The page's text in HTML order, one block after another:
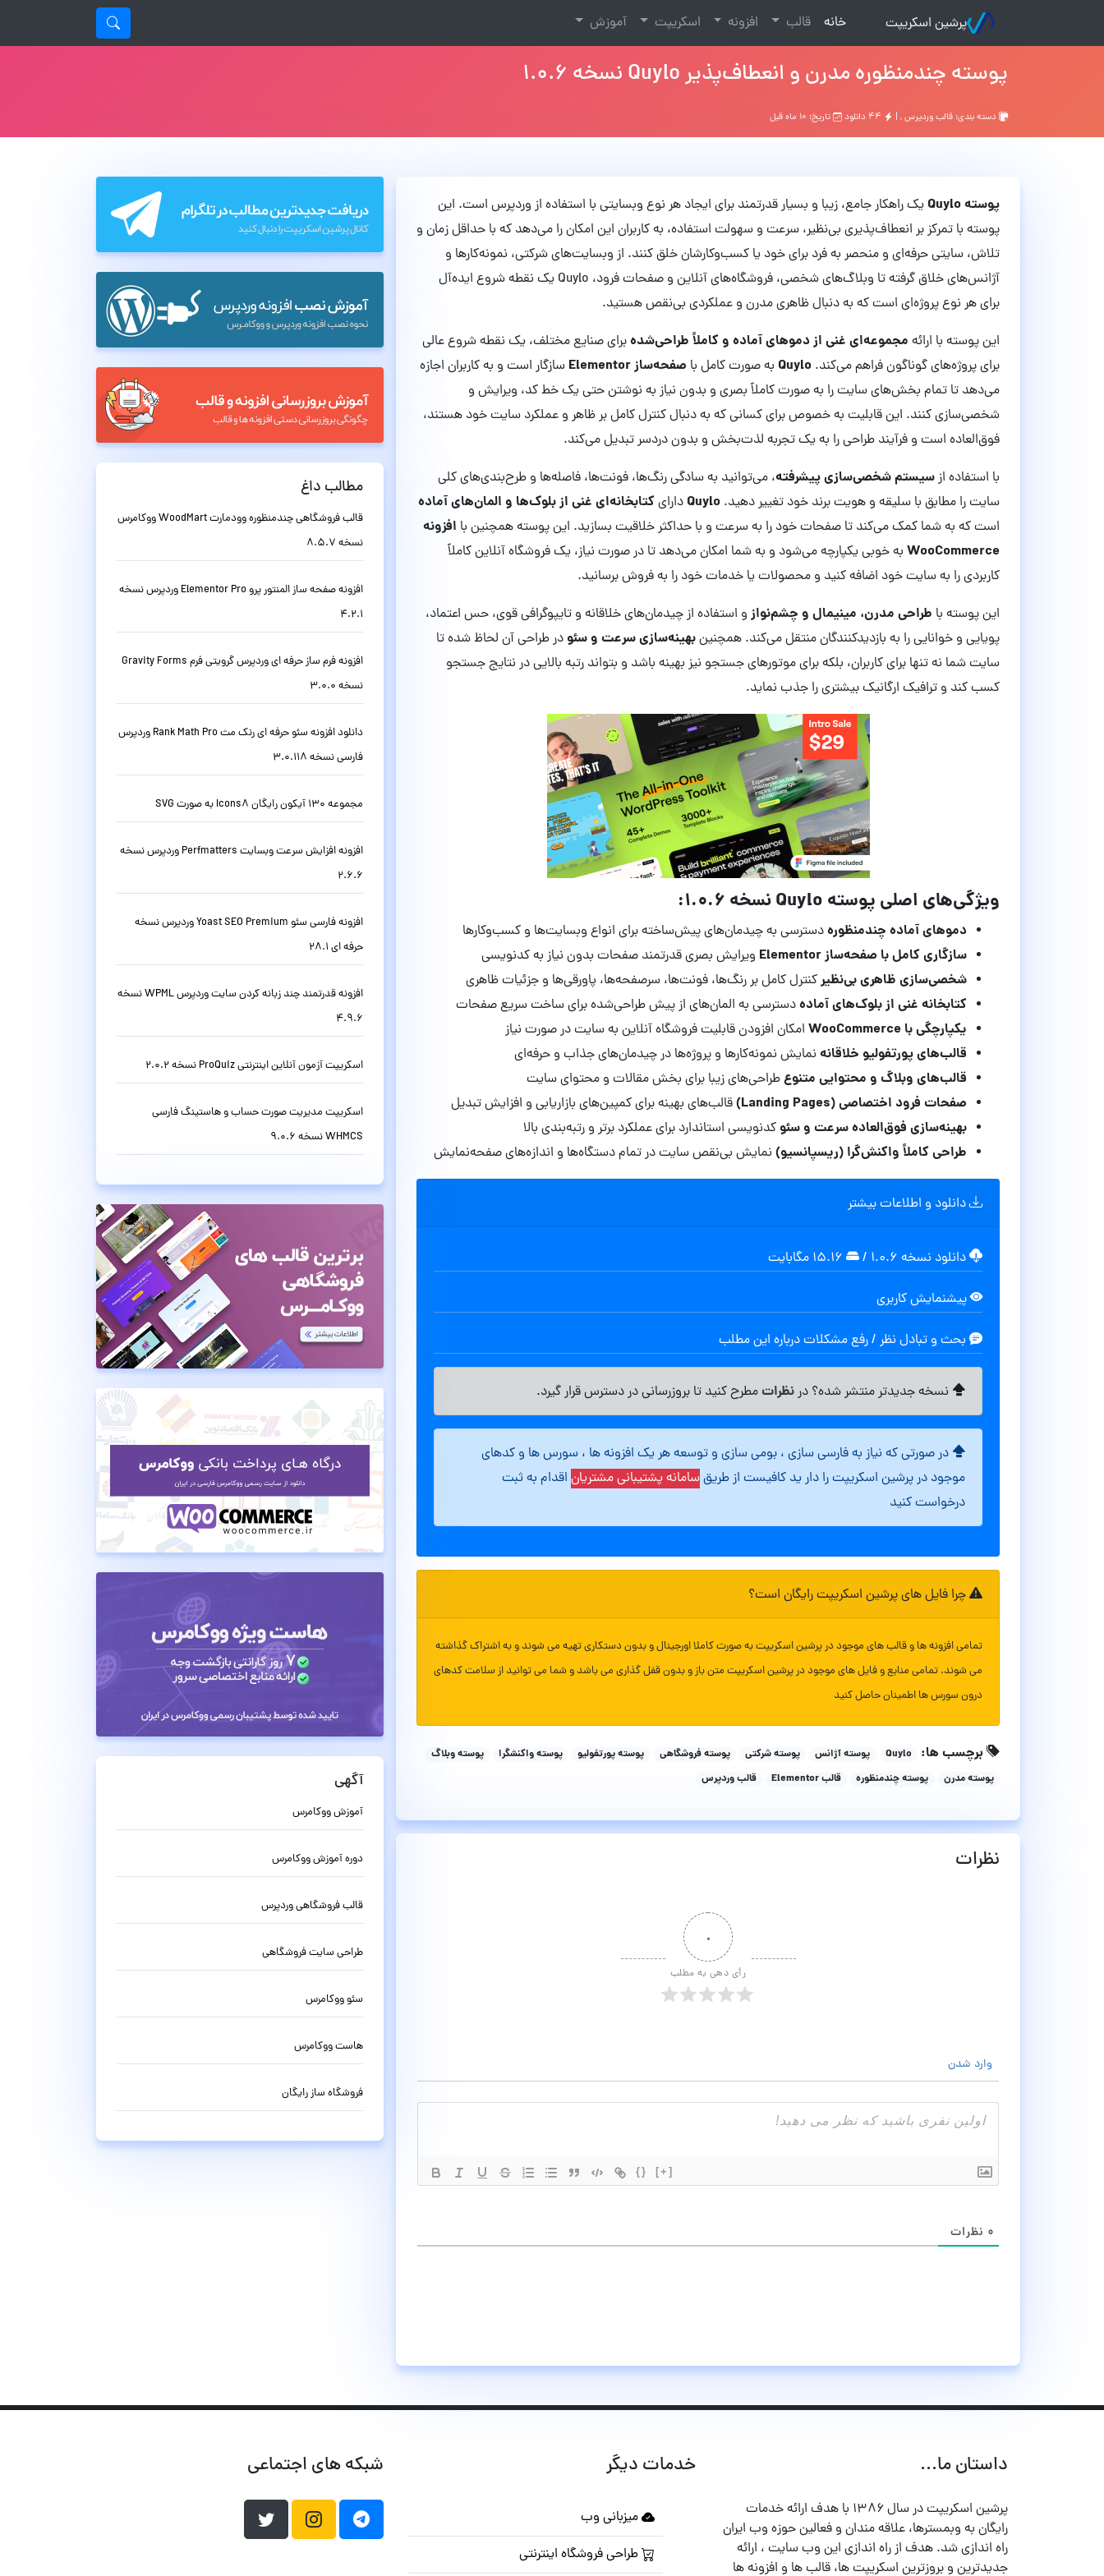
پرشین اسکریپت خانه
(current) قالب افزونه اسکریپت آموزش
پوسته چندمنظوره مدرن و انعطاف‌پذیر Quylo نسخه 1.0.6
دسته بندی: قالب وردپرس, | تاریخ: ۱۰ ماه قبل
پوسته Quylo
یک راهکار جامع، زیبا و بسیار قدرتمند برای ایجاد هر نوع وبسایتی با استفاده از وردپرس است. این
پوسته با تمرکز بر انعطاف‌پذیری بی‌نظیر، سرعت و سهولت استفاده، به کاربران این امکان را می‌دهد که با حداقل زمان و
تلاش، سایتی حرفه‌ای و منحصر به فرد برای خود یا کسب‌وکارشان خلق کنند. از وبسایت‌های شرکتی، نمونه‌کارها و
آژانس‌های خلاق گرفته تا وبلاگ‌های شخصی، فروشگاه‌های آنلاین و صفحات فرود، Quylo یک نقطه شروع ایده‌آل
برای هر نوع پروژه‌ای است که به دنبال ظاهری مدرن و عملکردی بی‌نقص هستید.
این پوسته با ارائه مجموعه‌ای غنی از دموهای آماده و کاملاً طراحی‌شدهبرای صنایع مختلف، یک نقطه شروع عالی
برای پروژه‌های گوناگون فراهم می‌کند. Quylo به صورت کامل با صفحه‌ساز Elementor
سازگار است و به کاربران اجازه
می‌دهد تا تمام بخش‌های سایت را به صورت کاملاً بصری و بدون نیاز به نوشتن حتی یک خط کد، ویرایش و
شخصی‌سازی کنند. این قابلیت به خصوص برای کسانی که به دنبال کنترل کامل بر ظاهر و عملکرد سایت خود هستند،
فوق‌العاده است و فرآیند طراحی را به یک تجربه لذت‌بخش و بدون دردسر تبدیل می‌کند.
با استفاده ازسیستم شخصی‌سازی پیشرفته، می‌توانید به سادگی رنگ‌ها، فونت‌ها، فاصله‌ها و طرح‌بندی‌های کلی
سایت را مطابق با سلیقه و هویت برند خود تغییر دهید. Quylo دارایکتابخانه‌ای غنی از بلوک‌ها و المان‌های آماده
است که به شما کمک می‌کند تا صفحات خود را به سرعت و با حداکثر خلاقیت بسازید. این پوسته همچنین با افزونه
WooCommerce به خوبی یکپارچه می‌شود و به شما امکان می‌دهد تا در صورت نیاز، یک فروشگاه آنلاین کاملاً
کاربردی را به سایت خود اضافه کنید و محصولات یا خدمات خود را به فروش برسانید.
این پوسته با طراحی مدرن، مینیمال و چشم‌نواز و استفاده از چیدمان‌های خلاقانه و تایپوگرافی قوی، حس اعتماد،
پویایی و خوانایی را به بازدیدکنندگان منتقل می‌کند. همچنینبهینه‌سازی سرعت و سئو در طراحی آن لحاظ شده تا
سایت شما نه تنها برای کاربران، بلکه برای موتورهای جستجو نیز بهینه باشد و بتواند رتبه بالایی در نتایج جستجو
کسب کند و ترافیک ارگانیک بیشتری را جذب نماید.
ویژگی‌های اصلی پوسته Quylo نسخه 1.0.6:
دموهای آماده چندمنظورهدسترسی به چیدمان‌های پیش‌ساخته برای انواع وبسایت‌ها و کسب‌وکارها
سازگاری کامل با صفحه‌ساز Elementor ویرایش بصری قدرتمند صفحات بدون نیاز به کدنویسی
شخصی‌سازی ظاهری بی‌نظیرکنترل کامل بر رنگ‌ها، فونت‌ها، سرصفحه‌ها، پاورقی‌ها و جزئیات ظاهری
کتابخانه غنی از بلوک‌های آمادهدسترسی به المان‌های از پیش طراحی‌شده برای ساخت سریع صفحات
یکپارچگی با WooCommerce امکان افزودن قابلیت فروشگاه آنلاین به سایت در صورت نیاز
قالب‌های پورتفولیو خلاقانه نمایش نمونه‌کارها و پروژه‌ها در چیدمان‌های جذاب و حرفه‌ای
قالب‌های وبلاگ و محتوایی متنوعطراحی‌های زیبا برای بخش مقالات و محتوای سایت
صفحات فرود اختصاصی (Landing Pages) قالب‌های بهینه برای کمپین‌های بازاریابی و افزایش تبدیل
بهینه‌سازی فوق‌العاده سرعت و سئو کدنویسی استاندارد برای عملکرد برتر و رتبه‌بندی بالا
طراحی کاملاً واکنش‌گرا (ریسپانسیو) نمایش بی‌نقص سایت در تمام دستگاه‌ها و اندازه‌های صفحه‌نمایش
دانلود و اطلاعات بیشتر
دانلود نسخه ۱.۰.۶ /
پیشنمایش کاربری
بحث و تبادل نظر / رفع مشکلات درباره این مطلب
نسخه جدیدتر منتشر شده؟ درنظراتمطرح کنید تا بروزرسانی در دسترس قرار گیرد.
در صورتی که نیاز به فارسی سازی ، بومی سازی و توسعه هر یک افزونه ها ، سورس ها و کدهای
موجود در پرشین اسکریپت را دار ید کافیست از طریقسامانه پشتیبانی مشتریان اقدام به ثبت
درخواست کنید
چرا فایل های پرشین اسکریپت رایگان است؟
تمامی افزونه ها و قالب های موجود در پرشین اسکریپت به صورت کاملا اورجینال و بدون دستکاری تهیه می شوند و به اشتراک گذاشته
می شوند. تمامی منابع و فایل های موجود در پرشین اسکریپت متن باز و بدون قفل گذاری می باشد و شما می توانید از سلامت کدهای
درون سورس ها اطمینان حاصل کنید
برچسب ها: Quylo پوسته آژانس پوسته شرکتی پوسته فروشگاهی پوسته پورتفولیو پوسته واکنشگرا
پوسته وبلاگ
پوسته مدرن
پوسته چندمنظوره قالب Elementor قالب وردپرس
نظرات
۰
رأی دهی به مطلب
وارد شدن
{} [+]
۰ نظرات
مطالب داغ
قالب فروشگاهی چندمنظوره وودمارت WoodMart ووکامرس
نسخه 8.5.7
افزونه صفحه ساز المنتور پرو Elementor Pro وردپرس نسخه
4.2.1
افزونه فرم ساز حرفه ای وردپرس گرویتی فرم Gravity Forms
نسخه 3.0.0
دانلود افزونه سئو حرفه ای رنک مث Rank Math Pro وردپرس
فارسی نسخه 3.0.118
مجموعه 130 آیکون رایگان Icons8 به صورت SVG
افزونه افزایش سرعت وبسایت Perfmatters وردپرس نسخه
2.6.6
افزونه فارسی سئو Yoast SEO Premium وردپرس نسخه
حرفه ای 28.1
افزونه قدرتمند چند زبانه کردن سایت وردپرس WPML نسخه
4.9.6
اسکریپت آزمون آنلاین اینترنتی ProQuiz نسخه 2.0.2
اسکریپت مدیریت صورت حساب و هاستینگ فارسی
WHMCS نسخه 9.0.6
آگهی
آموزش ووکامرس
دوره آموزش ووکامرس
قالب فروشگاهی وردپرس
طراحی سایت فروشگاهی
سئو ووکامرس
هاست ووکامرس
فروشگاه ساز رایگان
داستان ما...
پرشین اسکریپت در سال ۱۳۸۶ با هدف ارائه خدمات
رایگان به وبمسترها، علاقه مندان و فعالین حوزه وب ایران
راه اندازی شد. هدف از راه اندازی این وب سایت ، ارائه
جدیدترین و بروزترین اسکریپت ها، قالب ها و افزونه ها
خدمات دیگر
میزبانی وب
طراحی فروشگاه اینترنتی
شبکه های اجتماعی